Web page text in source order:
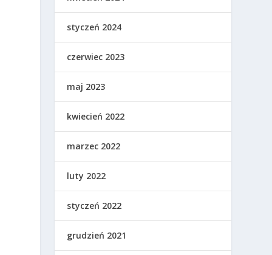
styczeń 2024
czerwiec 2023
maj 2023
kwiecień 2022
marzec 2022
luty 2022
styczeń 2022
grudzień 2021